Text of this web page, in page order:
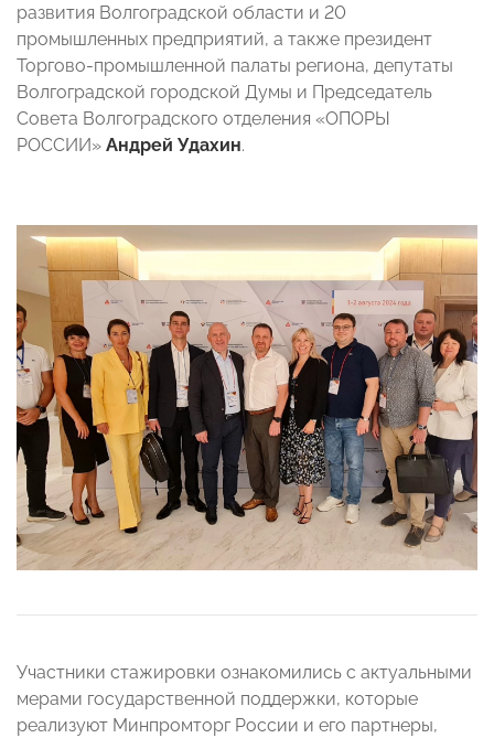
развития Волгоградской области и 20
промышленных предприятий, а также президент
Торгово-промышленной палаты региона, депутаты
Волгоградской городской Думы и Председатель
Совета Волгоградского отделения «ОПОРЫ
РОССИИ» Андрей Удахин.
Участники стажировки ознакомились с актуальными
мерами государственной поддержки, которые
реализуют Минпромторг России и его партнеры,